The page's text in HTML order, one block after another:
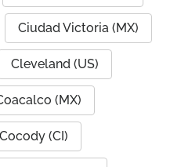
Ciudad Victoria (MX)
Cleveland (US)
(MX)
Cocody (CI)